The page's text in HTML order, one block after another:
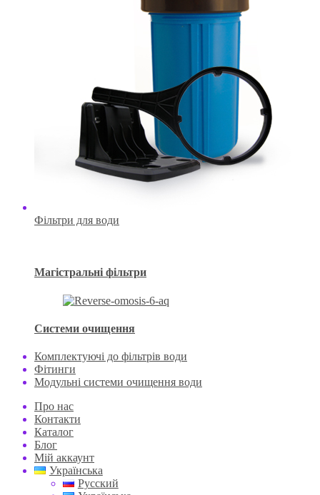
Фільтри для води
Магістральні фільтри
Системи очищення
Комплектуючі до фільтрів води
Фітинги
Модульні системи очищення води
Про нас
Контакти
Каталог
Блог
Мій аккаунт
Українська
Русский